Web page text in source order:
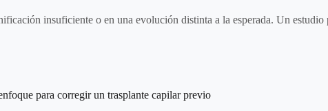
insuficiente o en una evolución distinta a la esperada. Un
para corregir un trasplante capilar previo